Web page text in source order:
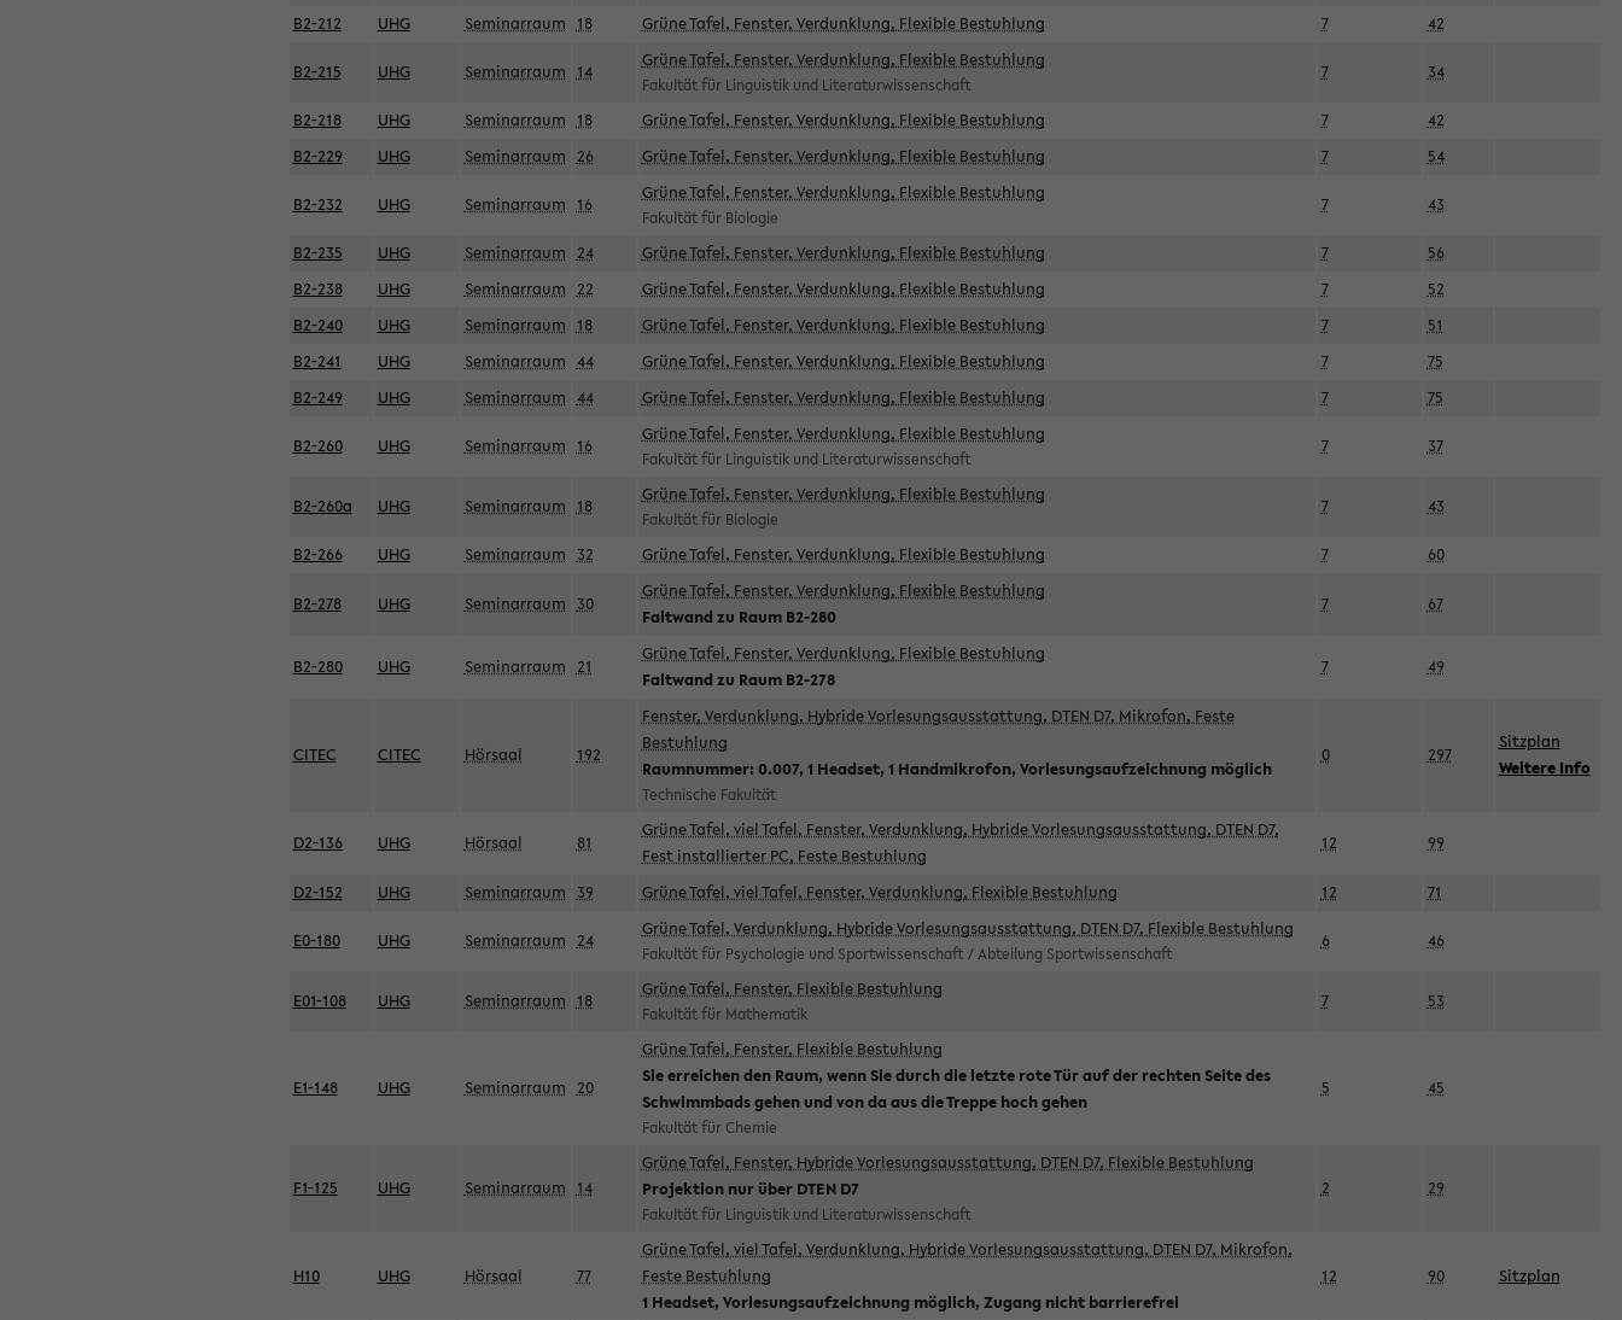
B2-212 UHG Seminarraum 18 Grüne Tafel, Fenster, Verdunklung, Flexible Bestuhlung 7 42
B2-215 UHG Seminarraum 14
Grüne Tafel, Fenster, Verdunklung, Flexible Bestuhlung
Fakultät für Linguistik und Literaturwissenschaft
7 34
B2-218 UHG Seminarraum 18 Grüne Tafel, Fenster, Verdunklung, Flexible Bestuhlung 7
42
B2-229
UHG Seminarraum 26 Grüne Tafel, Fenster, Verdunklung, Flexible Bestuhlung 7 54
B2-232 UHG Seminarraum 16
Grüne Tafel, Fenster, Verdunklung, Flexible Bestuhlung
Fakultät für Biologie
7 43
B2-235 UHG Seminarraum 24 Grüne Tafel, Fenster, Verdunklung, Flexible Bestuhlung 7
56
B2-238
UHG Seminarraum 22 Grüne Tafel, Fenster, Verdunklung, Flexible Bestuhlung 7
52
B2-240
UHG Seminarraum 18 Grüne Tafel, Fenster, Verdunklung, Flexible Bestuhlung 7
51
B2-241
UHG Seminarraum 44 Grüne Tafel, Fenster, Verdunklung, Flexible Bestuhlung 7
75
B2-249
UHG Seminarraum 44 Grüne Tafel, Fenster, Verdunklung, Flexible Bestuhlung 7 75
B2-260 UHG Seminarraum 16
Grüne Tafel, Fenster, Verdunklung, Flexible Bestuhlung
Fakultät für Linguistik und Literaturwissenschaft
7 37
B2-260a UHG Seminarraum 18
Grüne Tafel, Fenster, Verdunklung, Flexible Bestuhlung
Fakultät für Biologie
7 43
B2-266 UHG Seminarraum 32 Grüne Tafel, Fenster, Verdunklung, Flexible Bestuhlung 7 60
B2-278 UHG Seminarraum 30
Grüne Tafel, Fenster, Verdunklung, Flexible Bestuhlung
Faltwand zu Raum B2-280
7 67
B2-280 UHG Seminarraum 21
Grüne Tafel, Fenster, Verdunklung, Flexible Bestuhlung
Faltwand zu Raum B2-278
7 49
CITEC CITEC Hörsaal 192
Fenster, Verdunklung, Hybride Vorlesungsausstattung, DTEN D7, Mikrofon, Feste
Bestuhlung
Raumnummer: 0.007, 1 Headset, 1 Handmikrofon, Vorlesungsaufzeichnung möglich
Technische Fakultät
0 297
Sitzplan
Weitere Info
D2-136 UHG Hörsaal 81
Grüne Tafel, viel Tafel, Fenster, Verdunklung, Hybride Vorlesungsausstattung, DTEN D7,
Fest installierter PC, Feste Bestuhlung
12 99
D2-152 UHG Seminarraum 39 Grüne Tafel, viel Tafel, Fenster, Verdunklung, Flexible Bestuhlung 12 71
E0-180 UHG Seminarraum 24
Grüne Tafel, Verdunklung, Hybride Vorlesungsausstattung, DTEN D7, Flexible Bestuhlung
Fakultät für Psychologie und Sportwissenschaft / Abteilung Sportwissenschaft
6 46
E01-108 UHG Seminarraum 18
Grüne Tafel, Fenster, Flexible Bestuhlung
Fakultät für Mathematik
7 53
E1-148 UHG Seminarraum 20
Grüne Tafel, Fenster, Flexible Bestuhlung
Sie erreichen den Raum, wenn Sie durch die letzte rote Tür auf der rechten Seite des
Schwimmbads gehen und von da aus die Treppe hoch gehen
Fakultät für Chemie
5 45
F1-125 UHG Seminarraum 14
Grüne Tafel, Fenster, Hybride Vorlesungsausstattung, DTEN D7, Flexible Bestuhlung
Projektion nur über DTEN D7
Fakultät für Linguistik und Literaturwissenschaft
2 29
H10 UHG Hörsaal 77
Grüne Tafel, viel Tafel, Verdunklung, Hybride Vorlesungsausstattung, DTEN D7, Mikrofon,
Feste Bestuhlung
1 Headset, Vorlesungsaufzeichnung möglich, Zugang nicht barrierefrei
12 90 Sitzplan